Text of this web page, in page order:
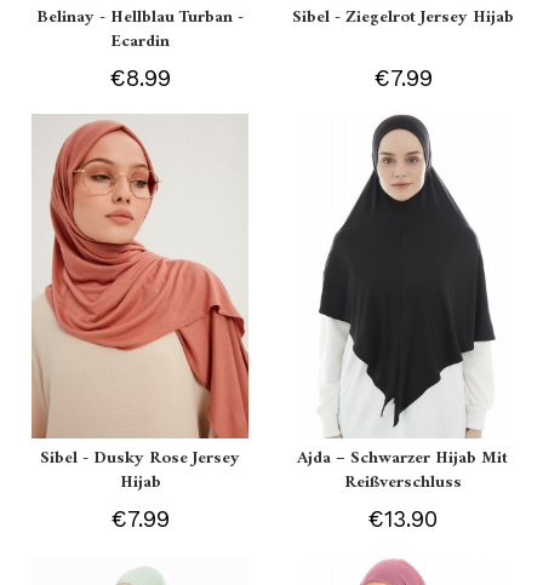
Belinay - Hellblau Turban -
Ecardin
€8.99
Sibel - Ziegelrot Jersey Hijab
€7.99
Sibel - Dusky Rose Jersey
Hijab
€7.99
Ajda – Schwarzer Hijab Mit
Reißverschluss
€13.90